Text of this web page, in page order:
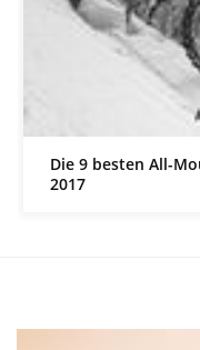
Die 9 besten All-
2017